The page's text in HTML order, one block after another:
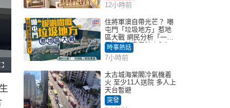
F
u
l
s
c
12小時前
住將軍澳自帶光芒？ 嘲
屯門「垃圾地方」惹地
區大戰 網民分析「一共
同點」秒息風波｜Juicy
叮
時事熱話
7小時前
太古城海棠閣冷氣機着
火 至少11人送院 多人上
天台暫避
突發